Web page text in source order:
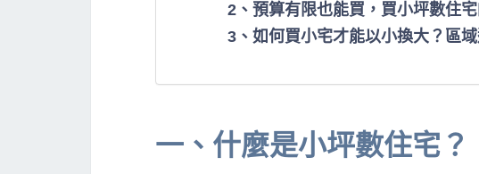
2、預算有限也能買，買小坪數住
3、如何買小宅才能以小換大？區
一、什麼是小坪數住宅？